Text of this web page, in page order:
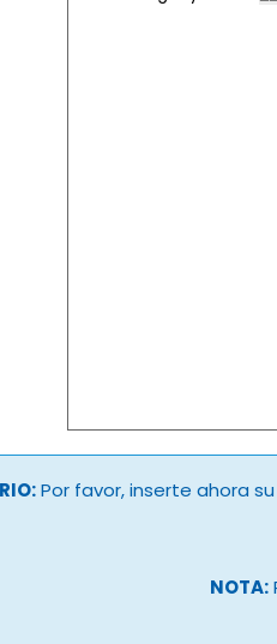
Por favor, inserte ahora su
NOTA: